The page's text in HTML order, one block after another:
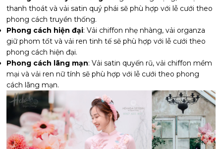
thanh thoát và vải satin quý phái sẽ phù hợp với lễ cưới theo
phong cách truyền thống.
Phong cách hiện đại: Vải chiffon nhẹ nhàng, vải organza
giữ phom tốt và vải ren tinh tế sẽ phù hợp với lễ cưới theo
phong cách hiện đại.
Phong cách lãng mạn: Vải satin quyến rũ, vải chiffon mềm
mại và vải ren nữ tính sẽ phù hợp với lễ cưới theo phong
cách lãng mạn.